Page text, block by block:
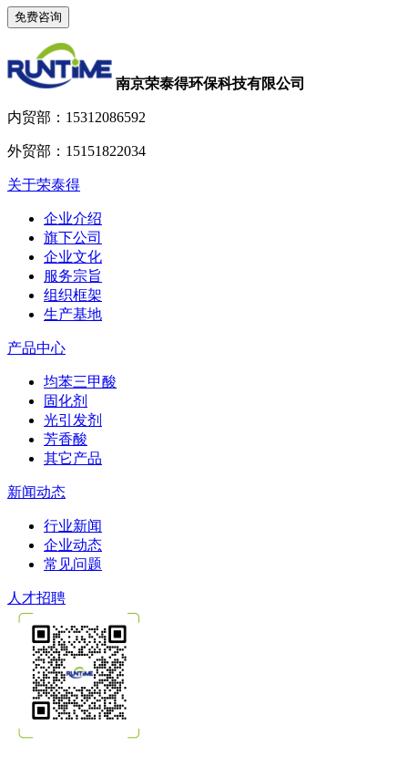
南京荣泰得环保科技有限公司
内贸部： 15312086592
外贸部： 15151822034
关于荣泰得
企业介绍
旗下公司
企业文化
服务宗旨
组织框架
生产基地
产品中心
均苯三甲酸
固化剂
光引发剂
芳香酸
其它产品
新闻动态
行业新闻
企业动态
常见问题
人才招聘